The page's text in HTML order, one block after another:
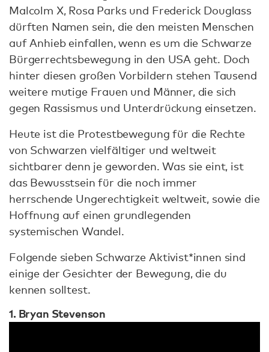
Malcolm X, Rosa Parks und Frederick Douglass
dürften Namen sein, die den meisten Menschen
auf Anhieb einfallen, wenn es um die Schwarze
Bürgerrechtsbewegung in den USA geht. Doch
hinter diesen großen Vorbildern stehen Tausend
weitere mutige Frauen und Männer, die sich
gegen Rassismus und Unterdrückung einsetzen.
Heute ist die Protestbewegung für die Rechte
von Schwarzen vielfältiger und weltweit
sichtbarer denn je geworden. Was sie eint, ist
das Bewusstsein für die noch immer
herrschende Ungerechtigkeit weltweit, sowie die
Hoffnung auf einen grundlegenden
systemischen Wandel.
Folgende sieben Schwarze Aktivist*innen sind
einige der Gesichter der Bewegung, die du
kennen solltest.
1. Bryan Stevenson